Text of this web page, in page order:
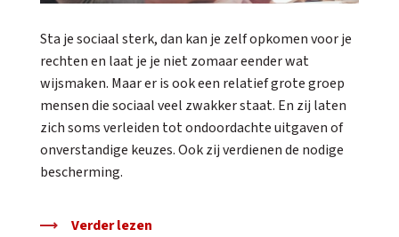
Sta je sociaal sterk, dan kan je zelf opkomen voor je
rechten en laat je je niet zomaar eender wat
wijsmaken. Maar er is ook een relatief grote groep
mensen die sociaal veel zwakker staat. En zij laten
zich soms verleiden tot ondoordachte uitgaven of
onverstandige keuzes. Ook zij verdienen de nodige
bescherming.
Verder lezen